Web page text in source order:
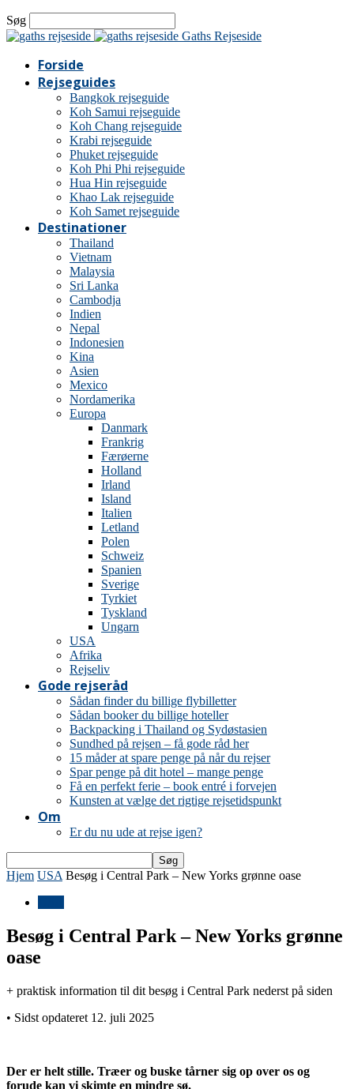
Søg
Gaths Rejseside
Forside
Rejseguides
Bangkok rejseguide
Koh Samui rejseguide
Koh Chang rejseguide
Krabi rejseguide
Phuket rejseguide
Koh Phi Phi rejseguide
Hua Hin rejseguide
Khao Lak rejseguide
Koh Samet rejseguide
Destinationer
Thailand
Vietnam
Malaysia
Sri Lanka
Cambodja
Indien
Nepal
Indonesien
Kina
Asien
Mexico
Nordamerika
Europa
Danmark
Frankrig
Færøerne
Holland
Irland
Island
Italien
Letland
Polen
Schweiz
Spanien
Sverige
Tyrkiet
Tyskland
Ungarn
USA
Afrika
Rejseliv
Gode rejseråd
Sådan finder du billige flybilletter
Sådan booker du billige hoteller
Backpacking i Thailand og Sydøstasien
Sundhed på rejsen – få gode råd her
15 måder at spare penge på når du rejser
Spar penge på dit hotel – mange penge
Få en perfekt ferie – book entré i forvejen
Kunsten at vælge det rigtige rejsetidspunkt
Om
Er du nu ude at rejse igen?
Hjem USA Besøg i Central Park – New Yorks grønne oase
Besøg i Central Park – New Yorks grønne
oase
+ praktisk information til dit besøg i Central Park nederst på siden
• Sidst opdateret 12. juli 2025
Der er helt stille. Træer og buske tårner sig op over os og
forude kan vi skimte en mindre sø.